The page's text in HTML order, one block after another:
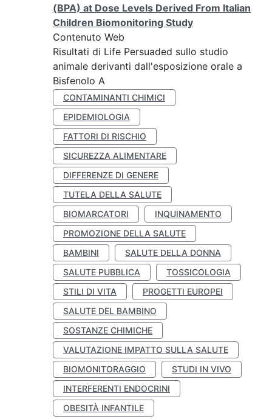
(BPA) at Dose Levels Derived From Italian
Children Biomonitoring Study
Contenuto Web
Risultati di Life Persuaded sullo studio
animale derivanti dall'esposizione orale a
Bisfenolo A
CONTAMINANTI CHIMICI
EPIDEMIOLOGIA
FATTORI DI RISCHIO
SICUREZZA ALIMENTARE
DIFFERENZE DI GENERE
TUTELA DELLA SALUTE
BIOMARCATORI
INQUINAMENTO
PROMOZIONE DELLA SALUTE
BAMBINI
SALUTE DELLA DONNA
SALUTE PUBBLICA
TOSSICOLOGIA
STILI DI VITA
PROGETTI EUROPEI
SALUTE DEL BAMBINO
SOSTANZE CHIMICHE
VALUTAZIONE IMPATTO SULLA SALUTE
BIOMONITORAGGIO
STUDI IN VIVO
INTERFERENTI ENDOCRINI
OBESITÀ INFANTILE